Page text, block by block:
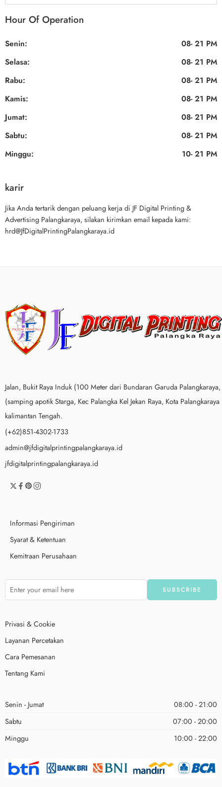
Hour Of Operation
Senin:
08- 21 PM
Selasa:
08- 21 PM
Rabu:
08- 21 PM
Kamis:
08- 21 PM
Jumat:
08- 21 PM
Sabtu:
08- 21 PM
Minggu:
10- 21 PM
karir
Jika Anda tertarik dengan peluang kerja di JF Digital Printing &
Advertising Palangkaraya, silakan kirimkan email kepada kami:
hrd@JfDigitalPrintingPalangkaraya.id
Jalan, Bukit Raya Induk (100 Meter dari Bundaran Garuda Palangkaraya,
(samping apotik Starga, Kec Palangka Kel Jekan Raya, Kota Palangkaraya
kalimantan Tengah.
(+62)851-4302-1733
admin@jfdigitalprintingpalangkaraya.id
jfdigitalprintingpalangkaraya.id
Informasi Pengiriman
Syarat & Ketentuan
Kemitraan Perusahaan
Privasi & Cookie
Layanan Percetakan
Cara Pemesanan
Tentang Kami
Senin - Jumat
08:00 - 21:00
Sabtu
07:00 - 20:00
Minggu
10:00 - 22:00